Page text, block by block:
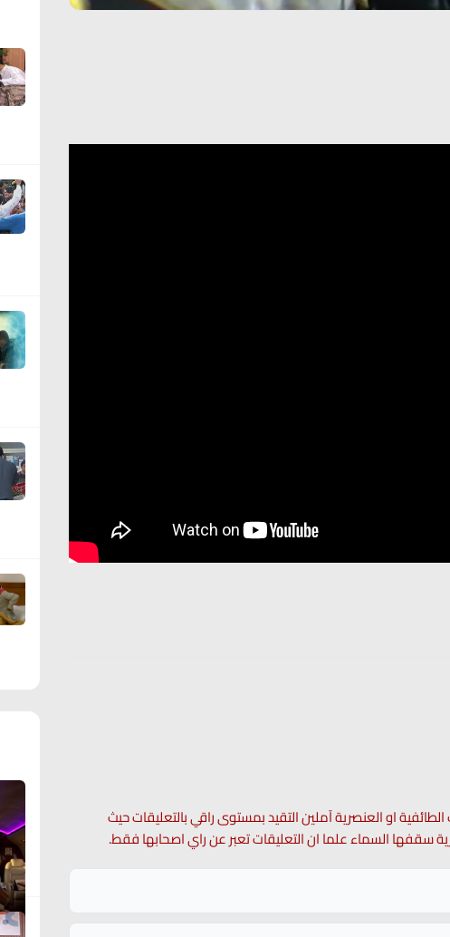
او العنصرية آملين التقيد بمستوى راقي بالتعليقات حيث
سقفها السماء علما ان التعليقات تعبر عن راي اصحابها فقط.